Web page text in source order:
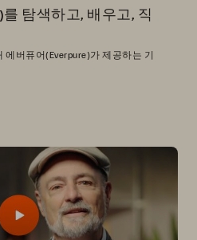
탐색하고, 배우고, 직
에버퓨어(Everpure)가 제공하는 기